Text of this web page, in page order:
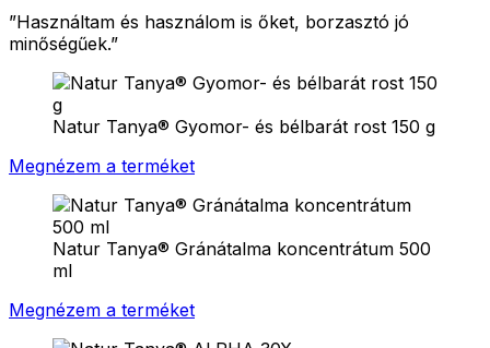
”Használtam és használom is őket, borzasztó jó
minőségűek.”
Natur Tanya® Gyomor- és bélbarát rost 150 g
Megnézem a terméket
Natur Tanya® Gránátalma koncentrátum 500
ml
Megnézem a terméket